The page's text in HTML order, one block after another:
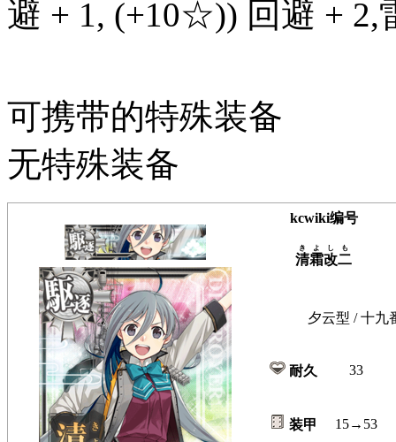
避 + 1, (+10☆)) 回避 + 2,
可携带的特殊装备
无特殊装备
kcwiki编号
清霜改二
きよしも
夕云型 / 十九
耐久 33
装甲 15→53